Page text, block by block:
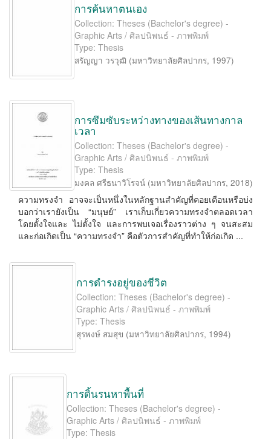
การค้นหาตนเอง
Collection: Theses (Bachelor's degree) -
Graphic Arts / ศิลปนิพนธ์ - ภาพพิมพ์
Type: Thesis
สรัญญา วรวุฒิ (มหาวิทยาลัยศิลปากร, 1997)
การซึมซับระหว่างทางของเส้นทางกาล
เวลา
Collection: Theses (Bachelor's degree) -
Graphic Arts / ศิลปนิพนธ์ - ภาพพิมพ์
Type: Thesis
มงคล ศรีธนาวิโรจน์ (มหาวิทยาลัยศิลปากร, 2018)
ความทรงจำ อาจจะเป็นหนึ่งในหลักฐานสำคัญที่คอยเตือนหรือบ่ง
บอกว่าเรายังเป็น “มนุษย์” เราเก็บเกี่ยวความทรงจำตลอดเวลา
โดยตั้งใจและ ไม่ตั้งใจ และการพบเจอเรื่องราวต่าง ๆ จนสะสม
และก่อเกิดเป็น “ความทรงจำ” คือตัวการสำคัญที่ทำให้ก่อเกิด ...
การดำรงอยู่ของชีวิต
Collection: Theses (Bachelor's degree) -
Graphic Arts / ศิลปนิพนธ์ - ภาพพิมพ์
Type: Thesis
สุรพงษ์ สมสุข (มหาวิทยาลัยศิลปากร, 1994)
การดิ้นรนหาพื้นที่
Collection: Theses (Bachelor's degree) -
Graphic Arts / ศิลปนิพนธ์ - ภาพพิมพ์
Type: Thesis